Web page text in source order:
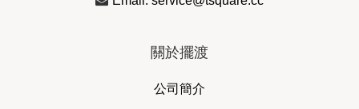
關於擺渡
公司簡介